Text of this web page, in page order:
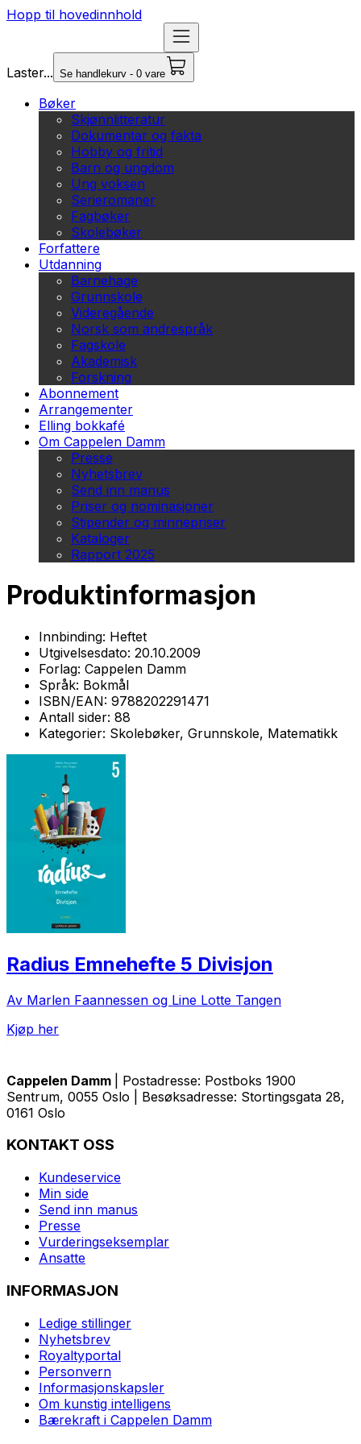
Hopp til hovedinnhold
Laster... Se handlekurv - 0 vare
Bøker
Skjønnlitteratur
Dokumentar og fakta
Hobby og fritid
Barn og ungdom
Ung voksen
Serieromaner
Fagbøker
Skolebøker
Forfattere
Utdanning
Barnehage
Grunnskole
Videregående
Norsk som andrespråk
Fagskole
Akademisk
Forskning
Abonnement
Arrangementer
Elling bokkafé
Om Cappelen Damm
Presse
Nyhetsbrev
Send inn manus
Priser og nominasjoner
Stipender og minnepriser
Kataloger
Rapport 2025
Produktinformasjon
Innbinding: Heftet
Utgivelsesdato: 20.10.2009
Forlag: Cappelen Damm
Språk: Bokmål
ISBN/EAN: 9788202291471
Antall sider: 88
Kategorier: Skolebøker, Grunnskole, Matematikk
Radius Emnehefte 5 Divisjon
Av Marlen Faannessen og Line Lotte Tangen
Kjøp her
Cappelen Damm
| Postadresse: Postboks 1900
Sentrum, 0055 Oslo | Besøksadresse: Stortingsgata 28,
0161 Oslo
KONTAKT OSS
Kundeservice
Min side
Send inn manus
Presse
Vurderingseksemplar
Ansatte
INFORMASJON
Ledige stillinger
Nyhetsbrev
Royaltyportal
Personvern
Informasjonskapsler
Om kunstig intelligens
Bærekraft i Cappelen Damm